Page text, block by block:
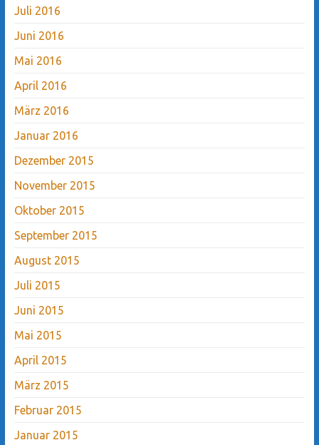
Juli 2016
Juni 2016
Mai 2016
April 2016
März 2016
Januar 2016
Dezember 2015
November 2015
Oktober 2015
September 2015
August 2015
Juli 2015
Juni 2015
Mai 2015
April 2015
März 2015
Februar 2015
Januar 2015